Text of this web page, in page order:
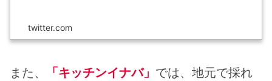
twitter.com
また、 「キッチンイナバ」 では、地元で採れ